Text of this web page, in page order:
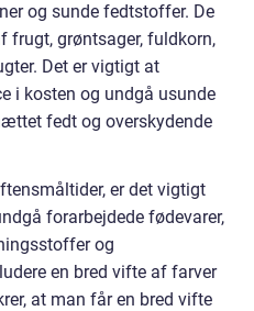
og sunde fedtstoffer. De
frugt, grøntsager, fuldkorn,
Det er vigtigt at
i kosten og undgå usunde
fedt og overskydende
er det vigtigt
forarbejdede fødevarer,
og
en bred vifte af farver
at man får en bred vifte